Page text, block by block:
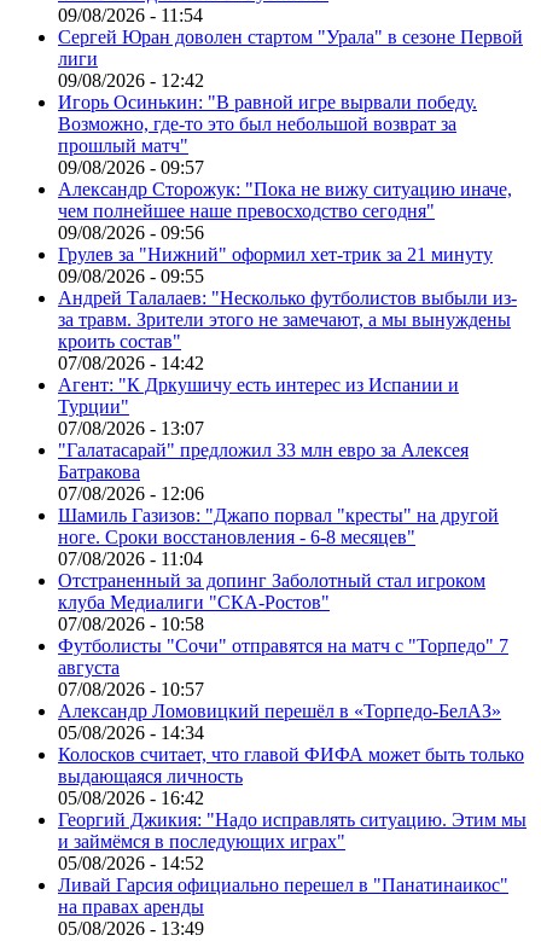
09/08/2026 - 11:54
Сергей Юран доволен стартом "Урала" в сезоне Первой
лиги
09/08/2026 - 12:42
Игорь Осинькин: "В равной игре вырвали победу.
Возможно, где-то это был небольшой возврат за
прошлый матч"
09/08/2026 - 09:57
Александр Сторожук: "Пока не вижу ситуацию иначе,
чем полнейшее наше превосходство сегодня"
09/08/2026 - 09:56
Грулев за "Нижний" оформил хет-трик за 21 минуту
09/08/2026 - 09:55
Андрей Талалаев: "Несколько футболистов выбыли из-
за травм. Зрители этого не замечают, а мы вынуждены
кроить состав"
07/08/2026 - 14:42
Агент: "К Дркушичу есть интерес из Испании и
Турции"
07/08/2026 - 13:07
"Галатасарай" предложил 33 млн евро за Алексея
Батракова
07/08/2026 - 12:06
Шамиль Газизов: "Джапо порвал "кресты" на другой
ноге. Сроки восстановления - 6-8 месяцев"
07/08/2026 - 11:04
Отстраненный за допинг Заболотный стал игроком
клуба Медиалиги "СКА-Ростов"
07/08/2026 - 10:58
Футболисты "Сочи" отправятся на матч с "Торпедо" 7
августа
07/08/2026 - 10:57
Александр Ломовицкий перешёл в «Торпедо-БелАЗ»
05/08/2026 - 14:34
Колосков считает, что главой ФИФА может быть только
выдающаяся личность
05/08/2026 - 16:42
Георгий Джикия: "Надо исправлять ситуацию. Этим мы
и займёмся в последующих играх"
05/08/2026 - 14:52
Ливай Гарсия официально перешел в "Панатинаикос"
на правах аренды
05/08/2026 - 13:49